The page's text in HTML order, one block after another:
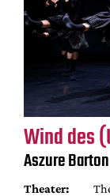
Wind des
Aszure
Theater: